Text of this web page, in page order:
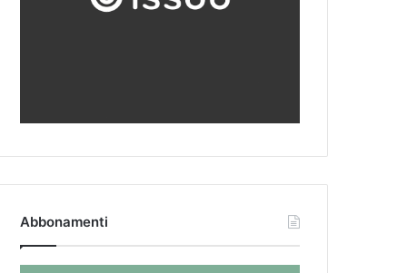
Abbonamenti